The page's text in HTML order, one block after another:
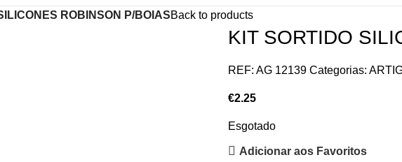
ROBINSON P/BOIASBack to products
KIT SORTIDO
REF: AG 12139 Categorias:
€2.25
Esgotado
Adicionar aos Favoritos